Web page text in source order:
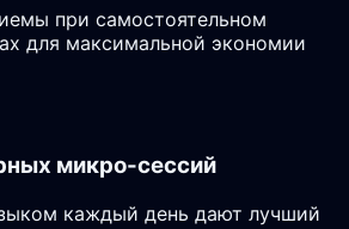
при самостоятельном
для максимальной экономии
микро-сессий
каждый день дают лучший